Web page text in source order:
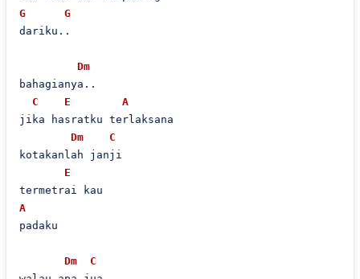
G
G
dariku..
Dm
bahagianya..
C
E
A
jika hasratku terlaksana
Dm
C
kotakanlah janji
E
A
padaku
Dm
C